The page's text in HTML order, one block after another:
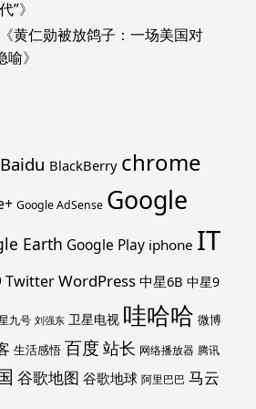
”》
黄仁勋被放鸽子：一场美国对
喻》
Baidu BlackBerry chrome
Google AdSense Google
Earth Google Play iphone IT
TwitterWordPress 中星6B 中星9
九号 刘强东 卫星电视 哇哈哈 微博
生活感悟 百度 站长 网络播放器 腾讯
谷歌地图 谷歌地球 阿里巴巴 马云